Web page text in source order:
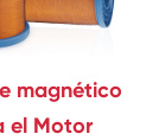
magnético
el Motor